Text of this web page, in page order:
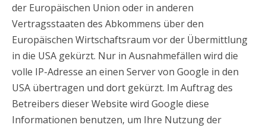
der Europäischen Union oder in anderen
Vertragsstaaten des Abkommens über den
Europäischen Wirtschaftsraum vor der Übermittlung
in die USA gekürzt. Nur in Ausnahmefällen wird die
volle IP-Adresse an einen Server von Google in den
USA übertragen und dort gekürzt. Im Auftrag des
Betreibers dieser Website wird Google diese
Informationen benutzen, um Ihre Nutzung der